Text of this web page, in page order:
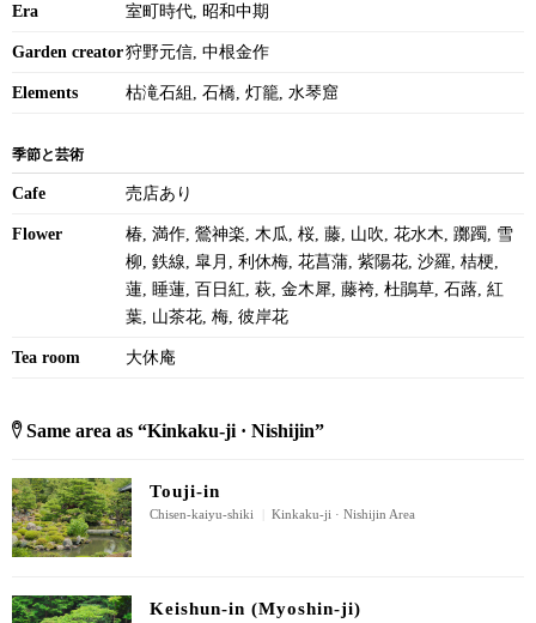
Era 室町時代, 昭和中期
Garden creator狩野元信, 中根金作
Elements 枯滝石組, 石橋, 灯籠, 水琴窟
季節と芸術
Cafe 売店あり
Flower
椿, 満作, 鶯神楽, 木瓜, 桜, 藤, 山吹, 花水木, 躑躅, 雪
柳, 鉄線, 皐月, 利休梅, 花菖蒲, 紫陽花, 沙羅, 桔梗,
蓮, 睡蓮, 百日紅, 萩, 金木犀, 藤袴, 杜鵑草, 石蕗, 紅
葉, 山茶花, 梅, 彼岸花
Tea room 大休庵
Same area as “Kinkaku-ji · Nishijin”
Touji-in
Chisen-kaiyu-shiki Kinkaku-ji · Nishijin Area
Keishun-in (Myoshin-ji)